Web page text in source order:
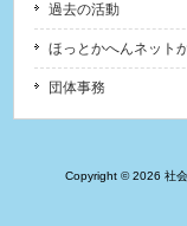
過去の活動
ほっとかへんネット
団体事務
Copyright © 2026 社